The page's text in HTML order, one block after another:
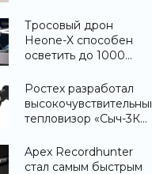
ноги после
тренировки -
«Гаджеты»
Тросовый дрон
Heone-X способен
осветить до 1000
земли -
«Беспилотники»
Ростех разработал
высокочувствительный
тепловизор «Сыч-3К»
распознавания до 2
км - «Гаджеты»
Apex Recordhunter
стал самым быстрым